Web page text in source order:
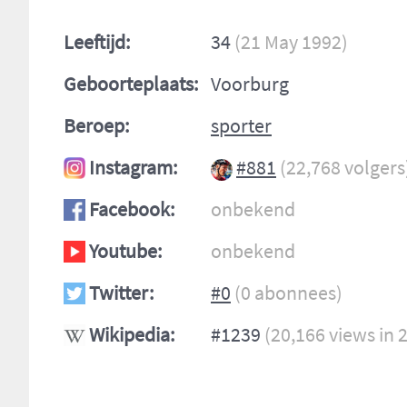
Leeftijd:
34 (21 May 1992)
Geboorteplaats: Voorburg
Beroep:
sporter
Instagram:
#881 (22,768
Facebook:
onbekend
Youtube:
onbekend
Twitter:
#0 (0 abonnees)
Wikipedia:
#1239 (20,166 views in